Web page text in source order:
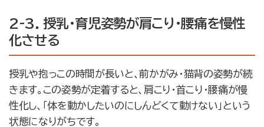
2-3. 授乳・育児姿勢が肩こり・腰痛を慢性
化させる
授乳や抱っこの時間が長いと、前かがみ・猫背の姿勢が続
きます。この姿勢が定着すると、肩こり・首こり・腰痛が慢
性化し、「体を動かしたいのにしんどくて動けない」という
状態になりがちです。